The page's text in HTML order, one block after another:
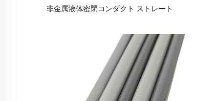
非金属液体密閉コンダクト ストレート